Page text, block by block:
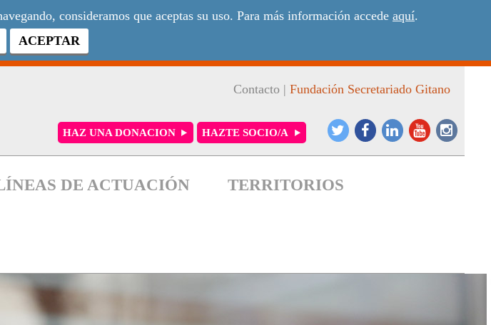
consideramos que aceptas su uso. Para más información accede aquí.
ACEPTAR
Contacto | Fundación Secretariado Gitano
HAZ UNA DONACION HAZTE SOCIO/A
DE ACTUACIÓN TERRITORIOS